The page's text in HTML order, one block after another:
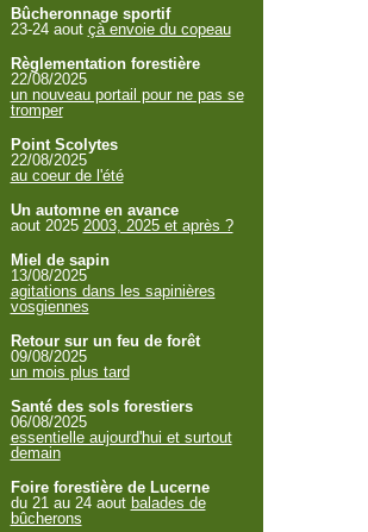
Bûcheronnage sportif
23-24 aout çà envoie du copeau
Règlementation forestière
22/08/2025
un nouveau portail pour ne pas se
tromper
Point Scolytes
22/08/2025
au coeur de l'été
Un automne en avance
aout 2025 2003, 2025 et après ?
Miel de sapin
13/08/2025
agitations dans les sapinières
vosgiennes
Retour sur un feu de forêt
09/08/2025
un mois plus tard
Santé des sols forestiers
06/08/2025
essentielle aujourd'hui et surtout
demain
Foire forestière de Lucerne
du 21 au 24 aout balades de
bûcherons